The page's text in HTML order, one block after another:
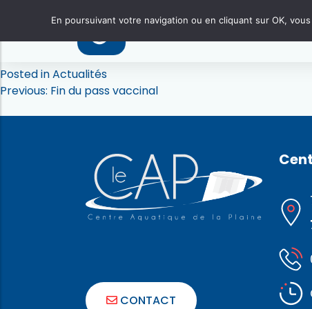
Douche et bonnet
port du bonnetestobligatoire ainsi que le passage
Posted inActualités
Navigation
de
Previous: Fin du pass vaccinal
CONTACT
En poursuivant votre navigation ou en cliquant sur OK,